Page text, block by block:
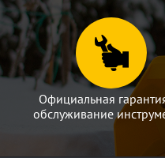
Официальная
обслуживание